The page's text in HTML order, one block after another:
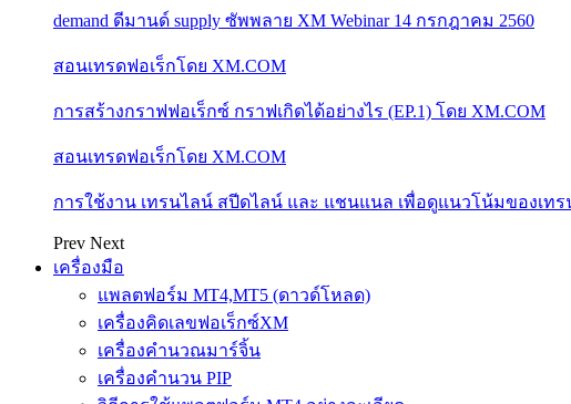
demand ดีมานด์ supply ซัพพลาย XM Webinar 14 กรกฎาคม 2560
สอนเทรดฟอเร็กโดย XM.COM
การสร้างกราฟฟอเร็กซ์ กราฟเกิดได้อย่างไร (EP.1) โดย XM.COM
สอนเทรดฟอเร็กโดย XM.COM
การใช้งาน เทรนไลน์ สปีดไลน์ และ แชนแนล เพื่อดูแนวโน้มของเทร
Prev Next
เครื่องมือ
แพลตฟอร์ม MT4,MT5 (ดาวด์โหลด)
เครื่องคิดเลขฟอเร็กซ์XM
เครื่องคำนวณมาร์จิ้น
เครื่องคำนวน PIP